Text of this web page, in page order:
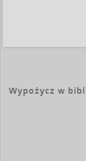
Wypożycz w